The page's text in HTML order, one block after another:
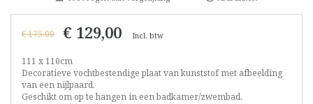
€ 175,00 € 129,00 Incl. btw
111 x 110cm
Decoratieve vochtbestendige plaat van kunststof met afbeelding
van een nijlpaard.
Geschikt om op te hangen in een badkamer/zwembad.